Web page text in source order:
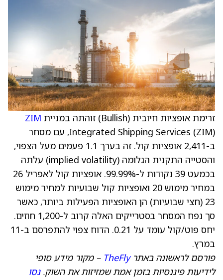
זרימת אופציות חיובית (Bullish) זוהתה במניית
ZIM
Integrated Shipping Services (ZIM), עם מסחר
ב-2,411 אופציות קול. זה בערך 1.1 פעמים מעל הצפוי,
והסטייה התקנית הגלומה (implied volatility) עלתה
בכמעט 39 נקודות ל-99.99%. אופציות קול לאפריל 26
במחיר מימוש 20 ואופציות קול שבועיות למחיר מימוש
23 (חצי שבועיות) הן האופציות הפעילות ביותר, כאשר
סך נפח המסחר בסטרייקים האלה קרוב ל-1,200 חוזים.
יחס פוט/קול עומד על 0.21. הדוח צפוי להתפרסם ב-11
במרץ.
פורסם לראשונה באתרTheFly – מקור מידע סופי
לידיעות פיננסיות בזמן אמת שמזיזות את השוק.נסו